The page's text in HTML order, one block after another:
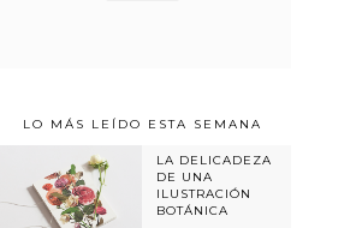
LO MÁS LEÍDO ESTA SEMANA
LA DELICADEZA
DE UNA
ILUSTRACIÓN
BOTÁNICA